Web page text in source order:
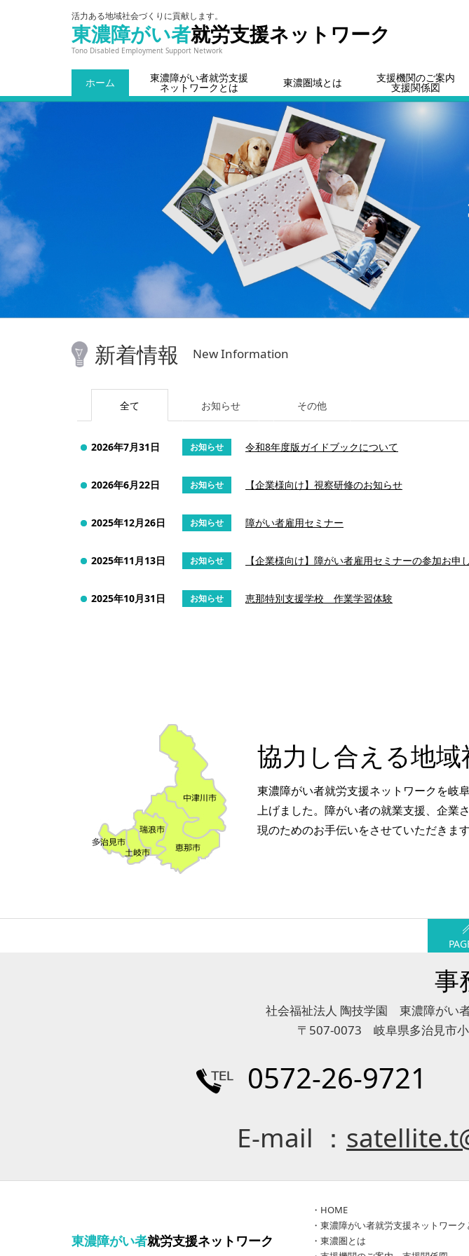
活力ある地域社会づくりに貢献します。
東濃障がい者就労支援ネットワーク
Tono Disabled Employment Support Network
ホーム 東濃障がい者就労支援
ネットワークとは 東濃圏域とは 支援機関のご案内
支援関係図
新着情報 New Information
全て お知らせ その他
2026年7月31日 お知らせ 令和8年度版ガイドブックについて
2026年6月22日 お知らせ 【企業様向け】視察研修のお知らせ
2025年12月26日 お知らせ 障がい者雇用セミナー
2025年11月13日 お知らせ 【企業様向け】障がい者雇用セミナーの参加お申
2025年10月31日 お知らせ 恵那特別支援学校 作業学習体験
協力し合える地
東濃障がい者就労支援ネットワークを岐
上げました。障がい者の就業支援、企業
現のためのお手伝いをさせていただきます
事
社会福祉法人 陶技学園 東濃障がい
〒507-0073 岐阜県多治見市
0572-26-9721
E-mail ：
東濃障がい者就労支援ネットワーク
・ HOME
・ 東濃障がい者就労支援ネットワーク
・ 東濃圏とは